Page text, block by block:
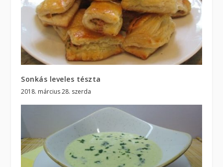
Sonkás leveles tészta
2018. március 28. szerda